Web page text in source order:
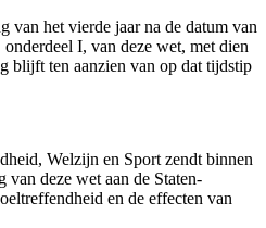
het vierde jaar na de datum van
I, van deze wet, met dien
blijft ten aanzien van op dat tijdstip
Welzijn en Sport zendt binnen
deze wet aan de Staten-
en de effecten van